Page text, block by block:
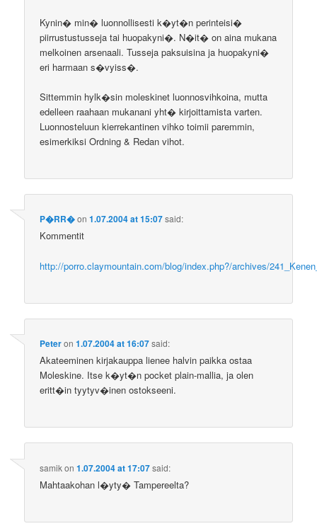
Kynin� min� luonnollisesti k�yt�n perinteisi�
piirrustustusseja tai huopakyni�. N�it� on aina mukana
melkoinen arsenaali. Tusseja paksuisina ja huopakyni�
eri harmaan s�vyiss�.
Sittemmin hylk�sin moleskinet luonnosvihkoina, mutta
edelleen raahaan mukanani yht� kirjoittamista varten.
Luonnosteluun kierrekantinen vihko toimii paremmin,
esimerkiksi Ordning & Redan vihot.
P�RR�on1.07.2004 at 15:07said:
Kommentit
http://porro.claymountain.com/blog/index.php?/archives/
Peteron1.07.2004 at 16:07said:
Akateeminen kirjakauppa lienee halvin paikka ostaa
Moleskine. Itse k�yt�n pocket plain-mallia, ja olen
eritt�in tyytyv�inen ostokseeni.
samikon1.07.2004 at 17:07said:
Mahtaakohan l�yty� Tampereelta?